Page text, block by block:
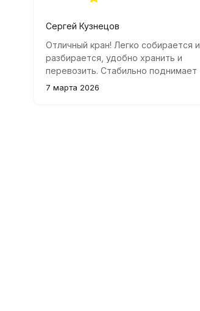
Сергей Кузнецов
Отличный кран! Легко собирается и
разбирается, удобно хранить и
перевозить. Стабильно поднимает
грузы до двух тонн, справляется со
7 марта 2026